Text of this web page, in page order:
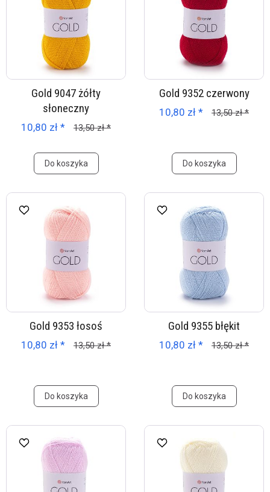
Gold 9047 żółty
słoneczny
10,80 zł * 13,50 zł *
Do koszyka
Gold 9352 czerwony
10,80 zł * 13,50 zł *
Do koszyka
Gold 9353 łosoś
10,80 zł * 13,50 zł *
Do koszyka
Gold 9355 błękit
10,80 zł * 13,50 zł *
Do koszyka